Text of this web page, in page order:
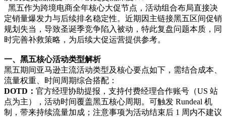
黑五作为跨境电商全年核心大促节点，活动组合布局直接决
定销量爆发力与后续排名稳定性。近期因主链接黑五区间促销
规划失当，导致圣诞季竞争陷入被动，特此复盘问题本质，同
时完善补救策略，为后续大促运营提供参考。
一、黑五核心活动类型解析
黑五期间亚马逊主流活动类型及核心要点如下，需结合成本、
流量权重、时间周期综合搭配：
DOTD： 官方经理协助提报，支持付费经理合作账号（US 站
点为主），活动时间覆盖黑五核心周期。可触发 Rundeal 机
制，带来持续流量加成；注意事项为活动结束后 1 周内不建议